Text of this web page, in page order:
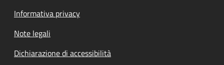
Informativa privacy
Note legali
Dichiarazione di accessibilità